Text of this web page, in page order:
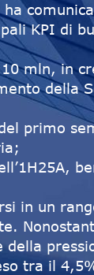
KPI di
mln, in
primo
in un
tra il